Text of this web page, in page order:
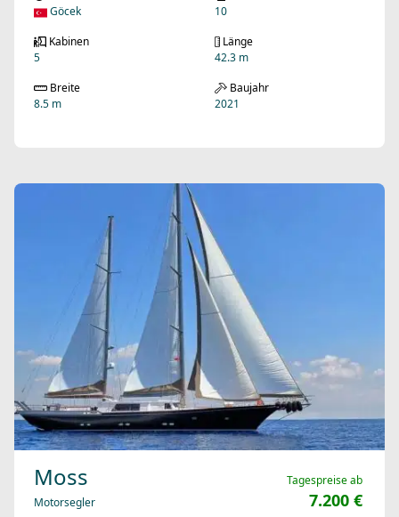
Göcek
10
Kabinen
5
Länge
42.3 m
Breite
8.5 m
Baujahr
2021
Moss
Motorsegler
Tagespreise ab
7.200 €